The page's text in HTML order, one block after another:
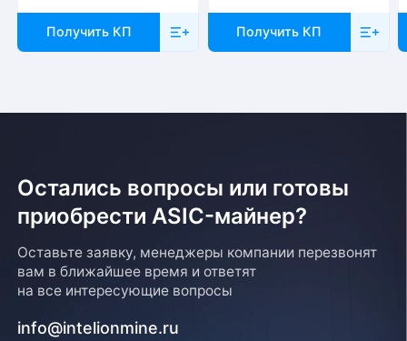
Получить КП Получить КП
Остались вопросы или готовы
приобрести ASIC-майнер?
Оставьте заявку, менеджеры компании перезвонят
вам в ближайшее время и ответят
на все интересующие вопросы
info@intelionmine.ru